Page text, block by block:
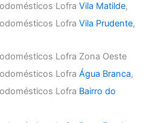
LofraVila Matilde,
LofraVila Prudente,
Lofra Zona Oeste
LofraÁgua Branca,
Lofra Bairro do